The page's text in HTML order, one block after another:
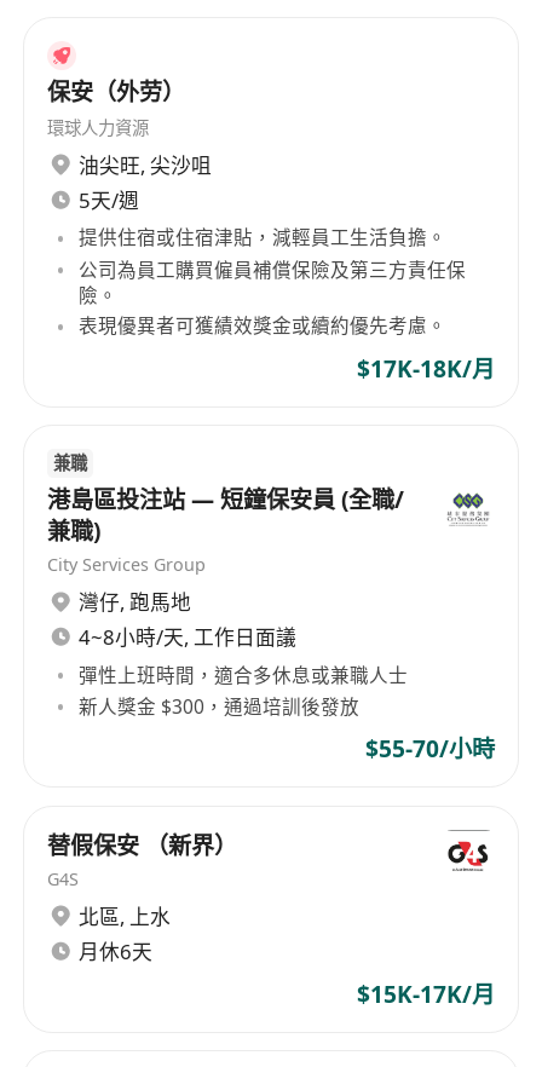
保安（外劳）
環球人力資源
油尖旺, 尖沙咀
5天/週
提供住宿或住宿津貼，減輕員工生活負擔。
公司為員工購買僱員補償保險及第三方責任保
險。
表現優異者可獲績效獎金或續約優先考慮。
$17K-18K/月
兼職
港島區投注站 — 短鐘保安員 (全職/
兼職)
City Services Group
灣仔, 跑馬地
4~8小時/天, 工作日面議
彈性上班時間，適合多休息或兼職人士
新人獎金 $300，通過培訓後發放
$55-70/小時
替假保安 （新界）
G4S
北區, 上水
月休6天
$15K-17K/月